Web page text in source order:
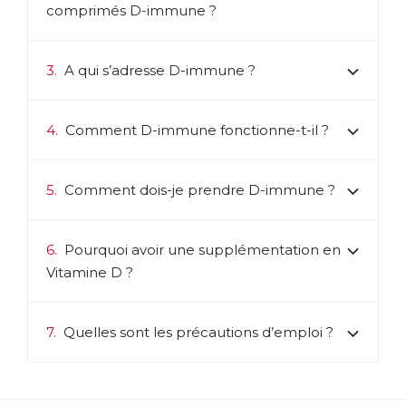
comprimés D-immune ?
3. A qui s’adresse D-immune ?
4. Comment D-immune fonctionne-t-il ?
5. Comment dois-je prendre D-immune ?
6. Pourquoi avoir une supplémentation en
Vitamine D ?
7. Quelles sont les précautions d’emploi ?